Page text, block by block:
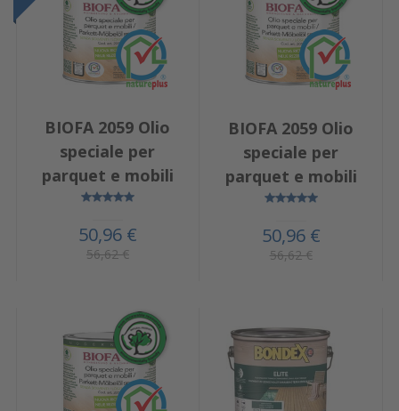
BIOFA 2059 Olio
speciale per
parquet e mobili
50,96 €
56,62 €
BIOFA 2059 Olio
speciale per
parquet e mobili
50,96 €
56,62 €